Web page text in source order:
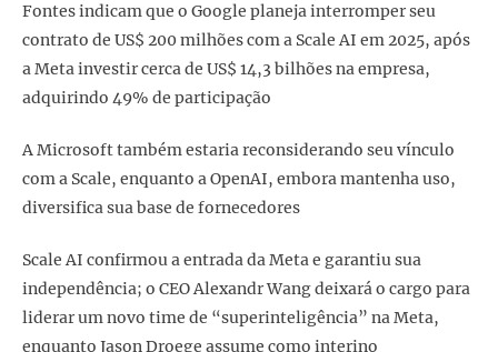
Fontes indicam que o Google planeja interromper seu
contrato de US$ 200 milhões com a Scale AI em 2025, após
a Meta investir cerca de US$ 14,3 bilhões na empresa,
adquirindo 49% de participação
A Microsoft também estaria reconsiderando seu vínculo
com a Scale, enquanto a OpenAI, embora mantenha uso,
diversifica sua base de fornecedores
Scale AI confirmou a entrada da Meta e garantiu sua
independência; o CEO Alexandr Wang deixará o cargo para
liderar um novo time de “superinteligência” na Meta,
enquanto Jason Droege assume como interino